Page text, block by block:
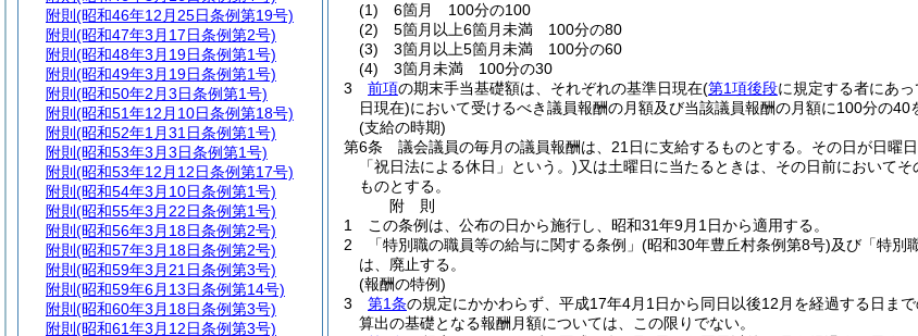
(1)
6箇月 100分の100
(2)
5箇月以上6箇月未満 100分の80
(3)
3箇月以上5箇月未満 100分の60
(4)
3箇月未満 100分の30
3
前項の期末手当基礎額は、それぞれの基準日現在(第1項後段に規定する者にあ
日現在)において受けるべき議員報酬の月額及び当該議員報酬の月額に100分の40
(支給の時期)
第6条
議会議員の毎月の議員報酬は、21日に支給するものとする。 その日が日曜
「祝日法による休日」という。)又は土曜日に当たるときは、その日前において
ものとする。
附 則
1
この条例は、公布の日から施行し、昭和31年9月1日から適用する。
2
「特別職の職員等の給与に関する条例」 (昭和30年豊丘村条例第8号)及び「特別
は、廃止する。
(報酬の特例)
3
第1条の規定にかかわらず、平成17年4月1日から同日以後12月を経過する日ま
算出の基礎となる報酬月額については、この限りでない。
附則 (昭和46年12月25日条例第19号)
附則 (昭和47年3月17日条例第2号)
附則 (昭和48年3月19日条例第1号)
附則 (昭和49年3月19日条例第1号)
附則 (昭和50年2月3日条例第1号)
附則 (昭和51年12月10日条例第18号)
附則 (昭和52年1月31日条例第1号)
附則 (昭和53年3月3日条例第1号)
附則 (昭和53年12月12日条例第17号)
附則 (昭和54年3月10日条例第1号)
附則 (昭和55年3月22日条例第1号)
附則 (昭和56年3月18日条例第2号)
附則 (昭和57年3月18日条例第2号)
附則 (昭和59年3月21日条例第3号)
附則 (昭和59年6月13日条例第14号)
附則 (昭和60年3月18日条例第3号)
附則 (昭和61年3月12日条例第3号)